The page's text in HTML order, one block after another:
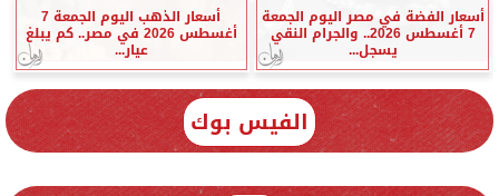
أسعار الفضة في مصر اليوم الجمعة
7 أغسطس 2026.. والجرام النقي
يسجل...
أسعار الذهب اليوم الجمعة 7
أغسطس 2026 في مصر.. كم يبلغ
عيار...
الفيس بوك